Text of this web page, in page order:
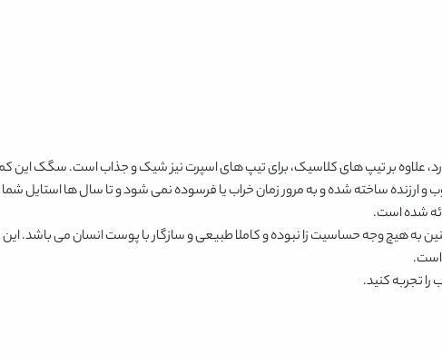
علاوه بر تیپ های کلاسیک، برای تیپ های اسپرت نیز شیک و جذاب است. سگک این
و ارزنده ساخته شده و به مرور زمان خراب یا فرسوده نمی شود و تا سال ها استایل
شده است.
به هیچ وجه حساسیت زا نبوده و کاملا طبیعی و سازگار با پوست انسان می باشد.
تجربه کنید.